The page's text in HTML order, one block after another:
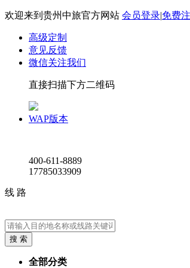
欢迎来到贵州中旅官方网站 会员登录|免费
高级定制
意见反馈
微信关注我们
直接扫描下方二维码
WAP版本
400-611-8889
17785033909
线路
全部分类